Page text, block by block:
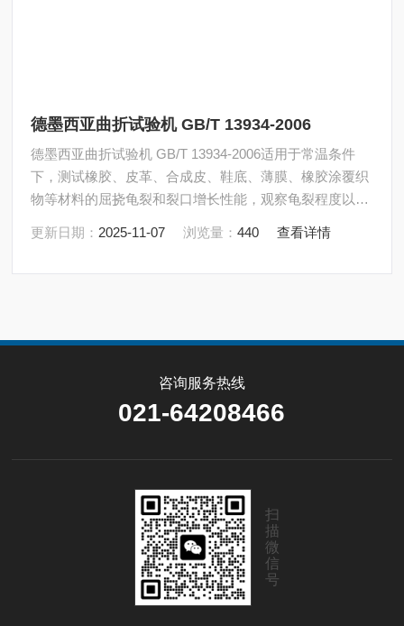
德墨西亚曲折试验机 GB/T 13934-2006
德墨西亚曲折试验机 GB/T 13934-2006适用于常温条件
下，测试橡胶、皮革、合成皮、鞋底、薄膜、橡胶涂覆织
物等材料的屈挠龟裂和裂口增长性能，观察龟裂程度以了
更新日期： 2025-11-07 浏览量：440 查看详情
咨询服务热线
021-64208466
扫
描
微
信
号